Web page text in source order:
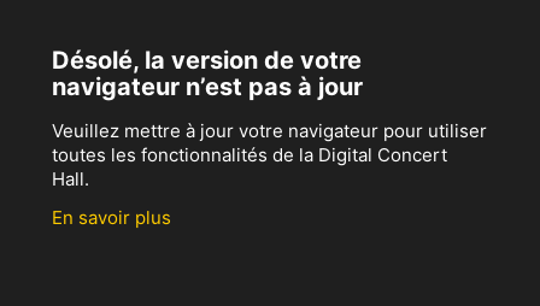
Désolé, la version de votre
navigateur n’est pas à jour
Veuillez mettre à jour votre navigateur pour utiliser
toutes les fonctionnalités de la Digital Concert
Hall.
En savoir plus